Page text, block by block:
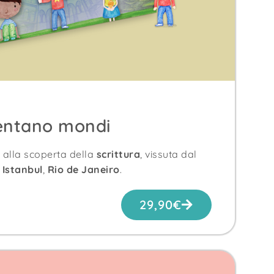
mondi
alla scoperta della scrittura , vissuta dal
Istanbul Rio de Janeiro.
29,90€